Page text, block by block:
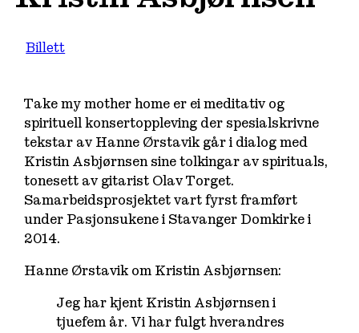
Billett
Take my mother home er ei meditativ og
spirituell konsertoppleving der spesialskrivne
tekstar av Hanne Ørstavik går i dialog med
Kristin Asbjørnsen sine tolkingar av spirituals,
tonesett av gitarist Olav Torget.
Samarbeidsprosjektet vart fyrst framført
under Pasjonsukene i Stavanger Domkirke i
2014.
Hanne Ørstavik om Kristin Asbjørnsen:
Jeg har kjent Kristin Asbjørnsen i
tjuefem år. Vi har fulgt hverandres